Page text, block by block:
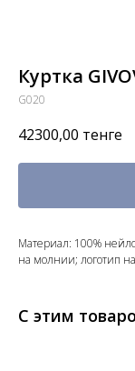
Куртка
G020
42300,00 тенге
Материал: 100%
на молнии; логотип
С этим